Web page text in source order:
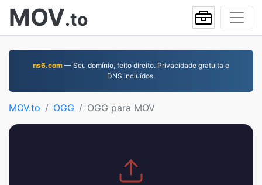
MOV.to
ns6.com — Seu domínio, feito direito. Privacidade gratuita e
DNS incluídos.
MOV.to OGG OGG para MOV